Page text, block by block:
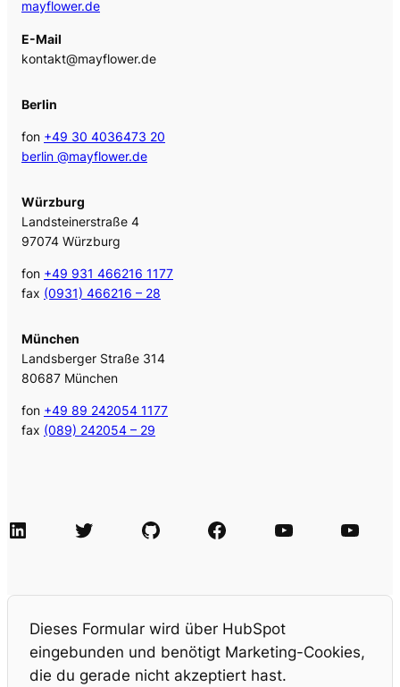
mayflower.de
E-Mail
kontakt@mayflower.de
Berlin
fon +49 30 4036473 20
berlin @mayflower.de
Würzburg
Landsteinerstraße 4
97074 Würzburg
fon +49 931 466216 1177
fax (0931) 466216 – 28
München
Landsberger Straße 314
80687 München
fon +49 89 242054 1177
fax (089) 242054 – 29
LinkedIn Twitter GitHub Facebook Agile Videos Tech-Videos
Dieses Formular wird über HubSpot
eingebunden und benötigt Marketing-Cookies,
die du gerade nicht akzeptiert hast.